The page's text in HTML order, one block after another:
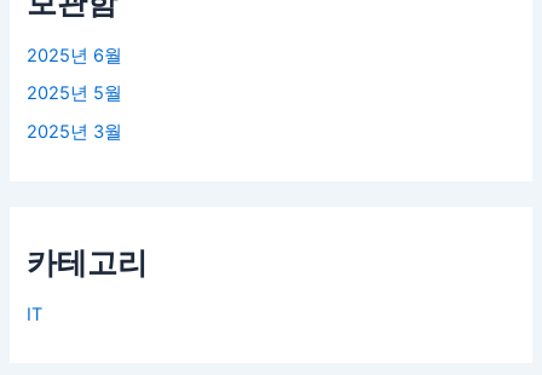
2025년 6월
2025년 5월
2025년 3월
카테고리
IT